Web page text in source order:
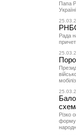
Папа
Україні.
Рада
Різко